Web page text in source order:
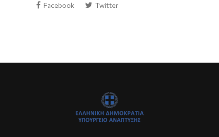
Facebook Twitter